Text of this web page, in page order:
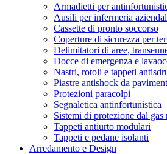
Armadietti per
Ausili per infermeria
Cassette di pronto soccorso
Coperture di sicurezza per
Delimitatori di aree,
Docce di emergenza e
Nastri, rotoli e tappeti
Piastre antishock da
Protezioni paracolpi
Segnaletica antinfortunistica
Sistemi di protezione dal gas
Tappeti antiurto modulari
Tappeti e pedane isolanti
Arredamento e Design